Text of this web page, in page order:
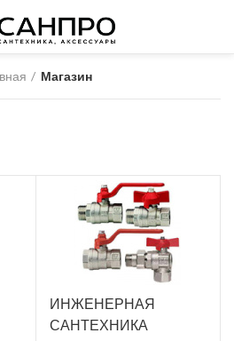
Магазин
ИНЖЕНЕРНАЯ
САНТЕХНИКА